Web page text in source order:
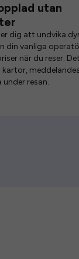
utan
dig att undvika
din vanliga
när du reser.
kartor,
resan.